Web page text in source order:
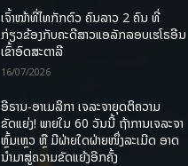
ເຈົ້າໜ້າທີ່ໄທກັກຕົວ ຄົນລາວ 2 ຄົນ ທີ່
ກ່ຽວຂ້ອງກັບຄະດີສາວແອລັກລອບເຮໂຣອີນ
ເຂົ້າອົດສະຕາລີ
16/07/2026
ອີຣານ-ອາເມລິກາ ເຈລະຈາຍຸດຕິຄວາມ
ຂັດແຍ່ງ! ພາຍໃນ 60 ວັນນີ້ ຖ້າການເຈລະຈາ
ຫຼົ້ມເຫຼວ ຫຼື ມີຝ່າຍໃດຝ່າຍໜຶ່ງລະເມີດ ອາດ
ນໍາມາສູ່ຄວາມຂັດແຍ້ງອີກຄັ້ງ